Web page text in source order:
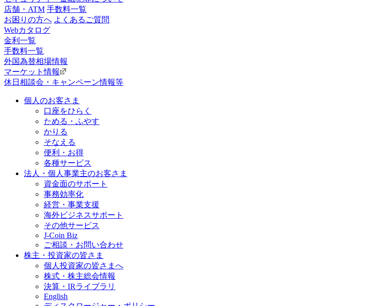
店舗・ATM 手数料一覧
お困りの方へ よくあるご質問
Webカタログ
金利一覧
手数料一覧
外国為替相場情報
マーケット情報
休日相談会・キャンペーン情報等
個人のお客さま
口座をひらく
ためる・ふやす
かりる
そなえる
便利・お得
各種サービス
法人・個人事業主のお客さま
資金面のサポート
事務効率化
経営・事業支援
海外ビジネスサポート
その他サービス
J-Coin Biz
ご相談・お問い合わせ
株主・投資家の皆さま
個人投資家の皆さまへ
株式・株主総会情報
決算・IRライブラリ
English